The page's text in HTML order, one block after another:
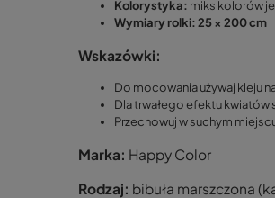
Kolorystyka: miks kolorów
Wymiary rolki:25 × 200 cm
Wskazówki:
Do mocowania używaj kleju
Dla trwałego efektu kwiatów
Przechowuj w suchym
Marka: Happy Color
Rodzaj: bibuła marszczona